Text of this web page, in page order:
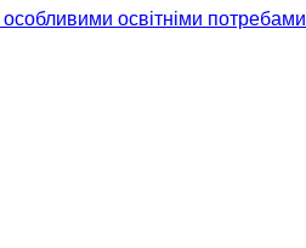
особливими освітніми потребами